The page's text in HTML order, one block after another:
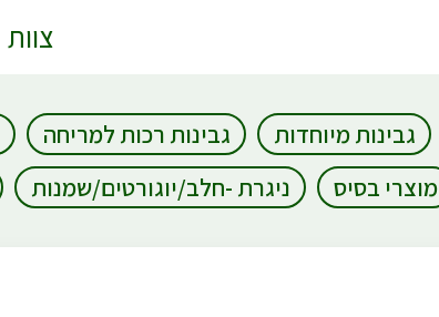
צוות
גבינות מיוחדות גבינות רכות למריחה
מוצרי בסיס ניגרת -חלב/יוגורטים/שמנות